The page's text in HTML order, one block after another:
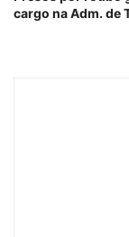
cargo na Adm. de